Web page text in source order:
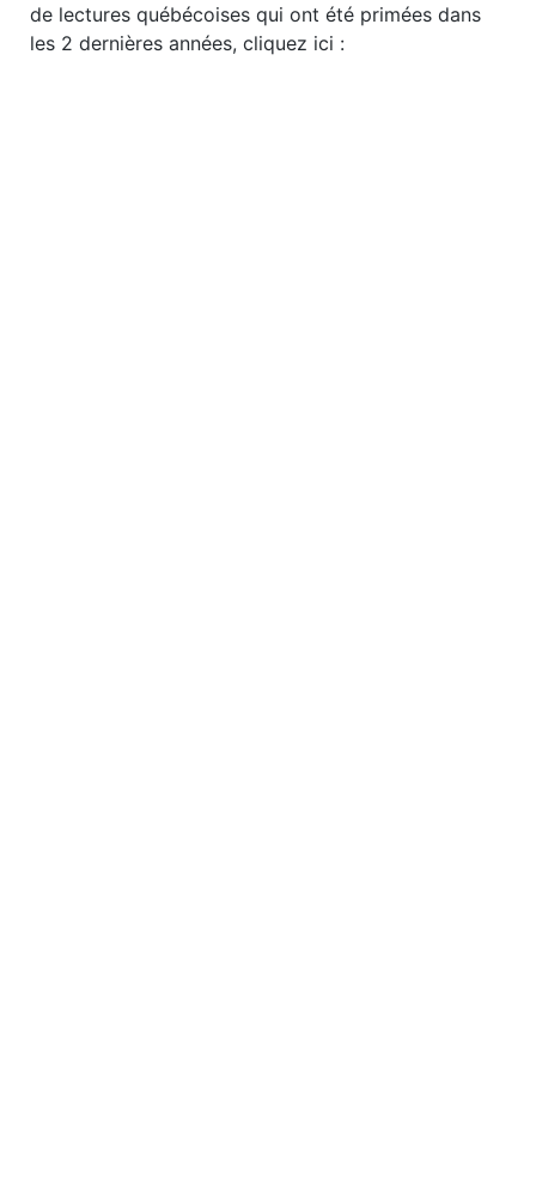
de lectures québécoises qui ont été primées dans
les 2 dernières années, cliquez ici :